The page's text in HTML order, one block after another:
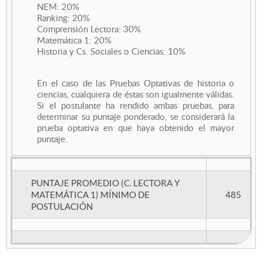
NEM: 20%
Ranking: 20%
Comprensión Lectora: 30%
Matemática 1: 20%
Historia y Cs. Sociales o Ciencias: 10%
En el caso de las Pruebas Optativas de historia o
ciencias, cualquiera de éstas son igualmente válidas.
Si el postulante ha rendido ambas pruebas, para
determinar su puntaje ponderado, se considerará la
prueba optativa en que haya obtenido el mayor
puntaje.
PUNTAJE PROMEDIO (C. LECTORA Y
MATEMÁTICA 1) MÍNIMO DE
POSTULACIÓN
485